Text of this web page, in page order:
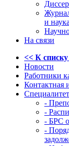
и
На связи
<< К
Новости
Работники
Контактная
Специалитет
-
-
- БРС
-